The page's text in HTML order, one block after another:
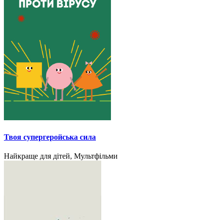
Твоя супергеройська сила
Найкраще для дітей, Мультфільми